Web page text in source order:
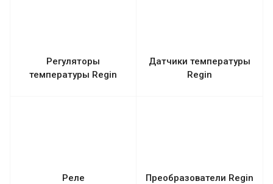
Регуляторы
температуры Regin
Датчики температуры
Regin
Реле Преобразователи Regin